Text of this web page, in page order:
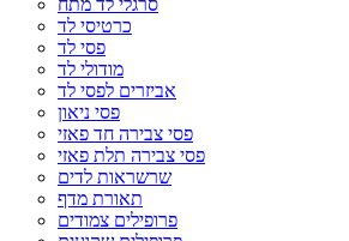
סרגלי לד מתח
כרטיסי לד
פסי לד
מודולי לד
אביזרים לפסי לד
פסי ניאון
פסי צבירה חד פאזי
פסי צבירה תלת פאזי
שרשראות לדים
תאורת מדף
פרופילים צמודים